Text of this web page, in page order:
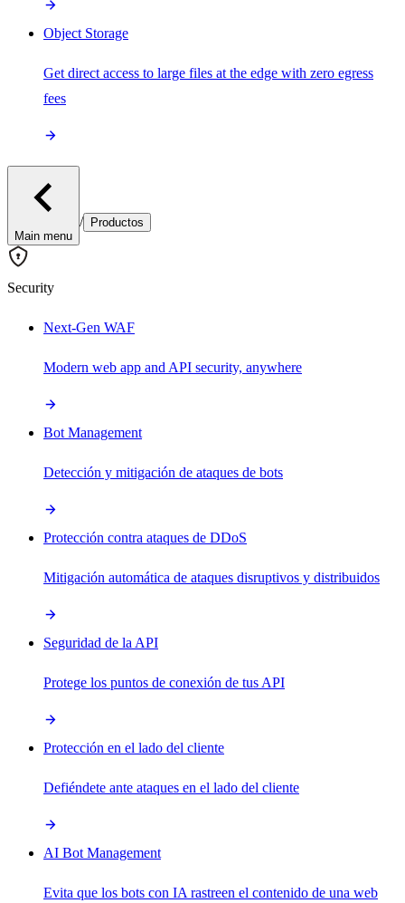
Object Storage
Get direct access to large files at the edge with zero egress
fees
Main menu
/ Productos
Security
Next-Gen WAF
Modern web app and API security, anywhere
Bot Management
Detección y mitigación de ataques de bots
Protección contra ataques de DDoS
Mitigación automática de ataques disruptivos y distribuidos
Seguridad de la API
Protege los puntos de conexión de tus API
Protección en el lado del cliente
Defiéndete ante ataques en el lado del cliente
AI Bot Management
Evita que los bots con IA rastreen el contenido de una web